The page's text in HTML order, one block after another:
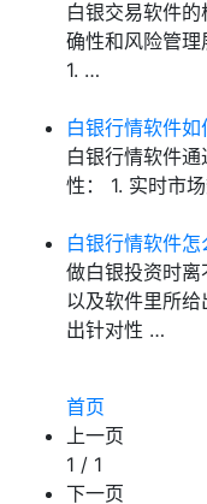
白银交易软件
确性和风险管理
1. …
白银行情软件
白银行情软件
性： 1. 实时市
白银行情软件
做白银投资时离
以及软件里所
出针对性 …
首页
上一页
1 / 1
下一页